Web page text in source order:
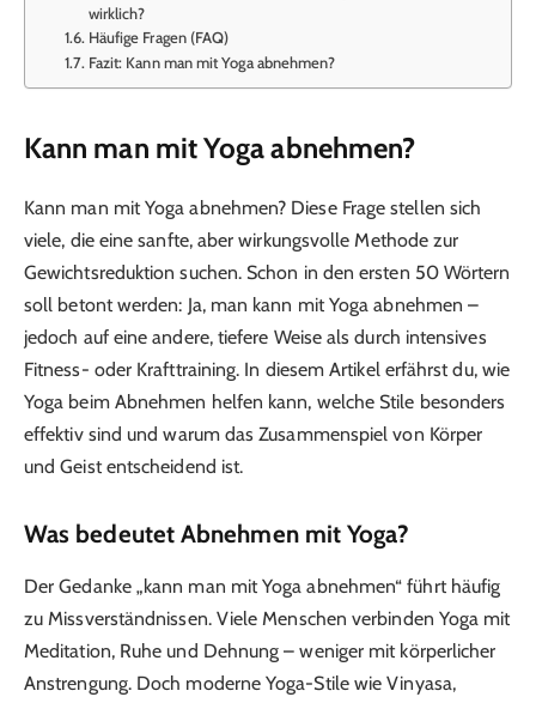
wirklich?
Häufige Fragen (FAQ)
Fazit: Kann man mit Yoga abnehmen?
Kann man mit Yoga abnehmen?
Kann man mit Yoga abnehmen? Diese Frage stellen sich
viele, die eine sanfte, aber wirkungsvolle Methode zur
Gewichtsreduktion suchen. Schon in den ersten 50 Wörtern
soll betont werden: Ja, man kann mit Yoga abnehmen –
jedoch auf eine andere, tiefere Weise als durch intensives
Fitness- oder Krafttraining. In diesem Artikel erfährst du, wie
Yoga beim Abnehmen helfen kann, welche Stile besonders
effektiv sind und warum das Zusammenspiel von Körper
und Geist entscheidend ist.
Was bedeutet Abnehmen mit Yoga?
Der Gedanke „kann man mit Yoga abnehmen“ führt häufig
zu Missverständnissen. Viele Menschen verbinden Yoga mit
Meditation, Ruhe und Dehnung – weniger mit körperlicher
Anstrengung. Doch moderne Yoga-Stile wie Vinyasa,